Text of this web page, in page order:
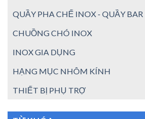
QUẦY PHA CHẾ INOX - QUẦY
CHUỒNG CHÓ INOX
INOX GIA DỤNG
HẠNG MỤC NHÔM KÍNH
THIẾT BỊ PHỤ TRỢ